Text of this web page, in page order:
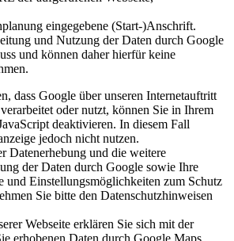
eingegebene (Start-)Anschrift.
und Nutzung der Daten durch Google
und können daher hierfür keine
dass Google über unseren Internetauftritt
oder nutzt, können Sie in Ihrem
deaktivieren. In diesem Fall
jedoch nicht nutzen.
Datenerhebung und die weitere
der Daten durch Google sowie Ihre
und Einstellungsmöglichkeiten zum Schutz
Sie bitte den Datenschutzhinweisen
Webseite erklären Sie sich mit der
erhobenen Daten durch Google Maps